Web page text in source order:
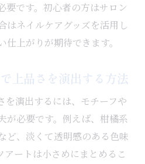
要です。初心者の方はサロン
はネイルケアグッズを活用し
上がりが期待できます。
上品さを演出する方法
を演出するには、モチーフや
が必要です。例えば、柑橘系
ど、淡くて透明感のある色味
アートは小さめにまとめるこ